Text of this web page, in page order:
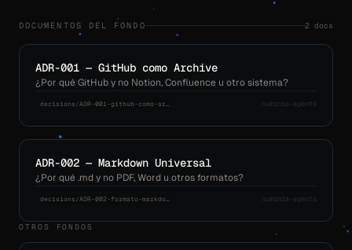
DOCUMENTOS DEL FONDO 2 docs
ADR-001 — GitHub como Archive
¿Por qué GitHub y no Notion, Confluence u otro sistema?
decisions/ADR-001-github-como-archivo.md numinia-agents
ADR-002 — Markdown Universal
¿Por qué .md y no PDF, Word u otros formatos?
decisions/ADR-002-formato-markdown.md numinia-agents
OTROS FONDOS